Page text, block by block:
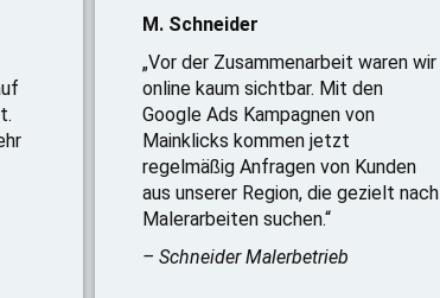
M. Schneider
„Vor der Zusammenarbeit waren wir
online kaum sichtbar. Mit den
Google Ads Kampagnen von
Mainklicks kommen jetzt
regelmäßig Anfragen von Kunden
aus unserer Region, die gezielt nach
Malerarbeiten suchen.“
– Schneider Malerbetrieb